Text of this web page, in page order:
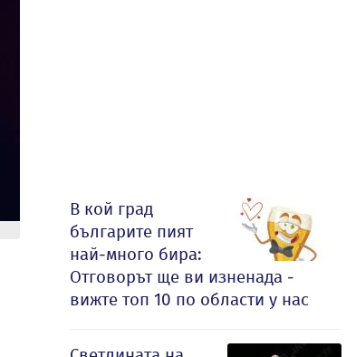
В кой град
българите пият
най-много бира:
Отговорът ще ви изненада -
вижте топ 10 по области у нас